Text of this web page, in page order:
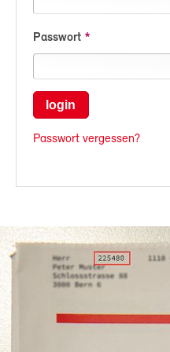
Passwort
login
Passwort vergessen?